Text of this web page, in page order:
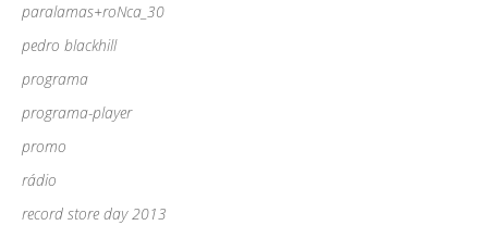
paralamas+roNca_30
pedro blackhill
programa
programa-player
promo
rádio
record store day 2013